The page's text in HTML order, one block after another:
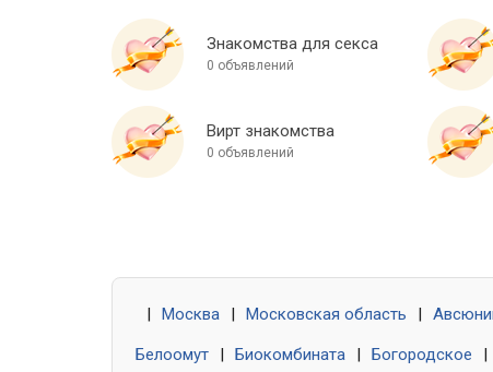
Знакомства для секса
0 объявлений
Вирт знакомства
0 объявлений
Москва Московская область
Белоомут Биокомбината Богородское